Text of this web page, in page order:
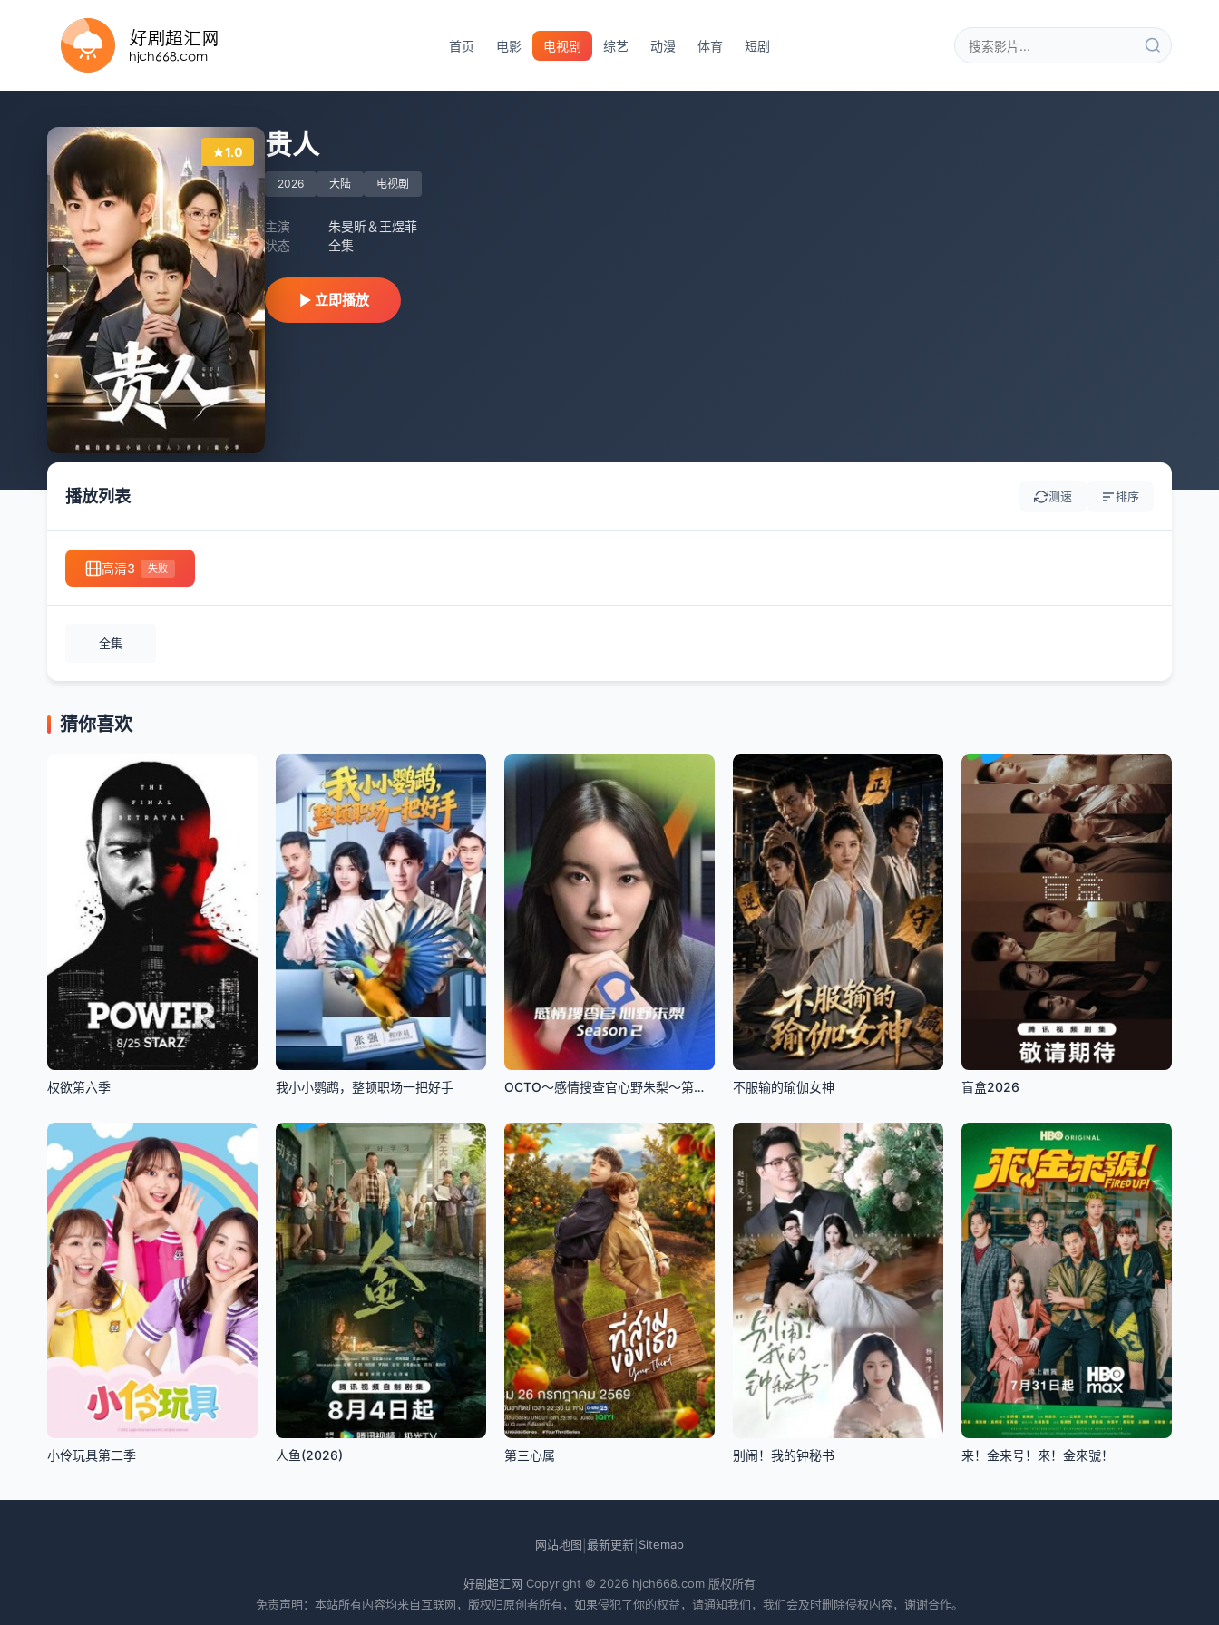
首页 电影 电视剧 综艺 动漫 体育 短剧
1.0 贵人
2026 大陆 电视剧
主演
朱旻昕＆王煜菲
状态
全集
立即播放
播放列表 测速 排序
高清3 失败
全集
猜你喜欢
权欲第六季 我小小鹦鹉，整顿职场一把好手 OCTO～感情搜查官心野朱梨～第二季 不服输的瑜伽女神 盲盒2026
小伶玩具第二季 人鱼(2026) 第三心属 别闹！我的钟秘书 来！金来号！來！金來號！
网站地图 最新更新 Sitemap
好剧超汇网 Copyright © 2026 hjch668.com 版权所有
免责声明：本站所有内容均来自互联网，版权归原创者所有，如果侵犯了你的权益，请通知我们，我们会及时删除侵权内容，谢谢合作。